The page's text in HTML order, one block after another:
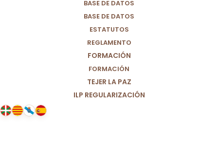
BASE DE DATOS
BASE DE DATOS
ESTATUTOS
REGLAMENTO
FORMACIÓN
FORMACIÓN
TEJER LA PAZ
ILP REGULARIZACIÓN